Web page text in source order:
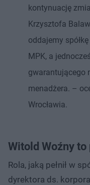
kontynuację
Krzysztofa
oddajemy
MPK, a
gwarantującego
menadżera. –
Wrocławia.
Witold Woźny
Rola, jaką pełnił w
dyrektora ds.